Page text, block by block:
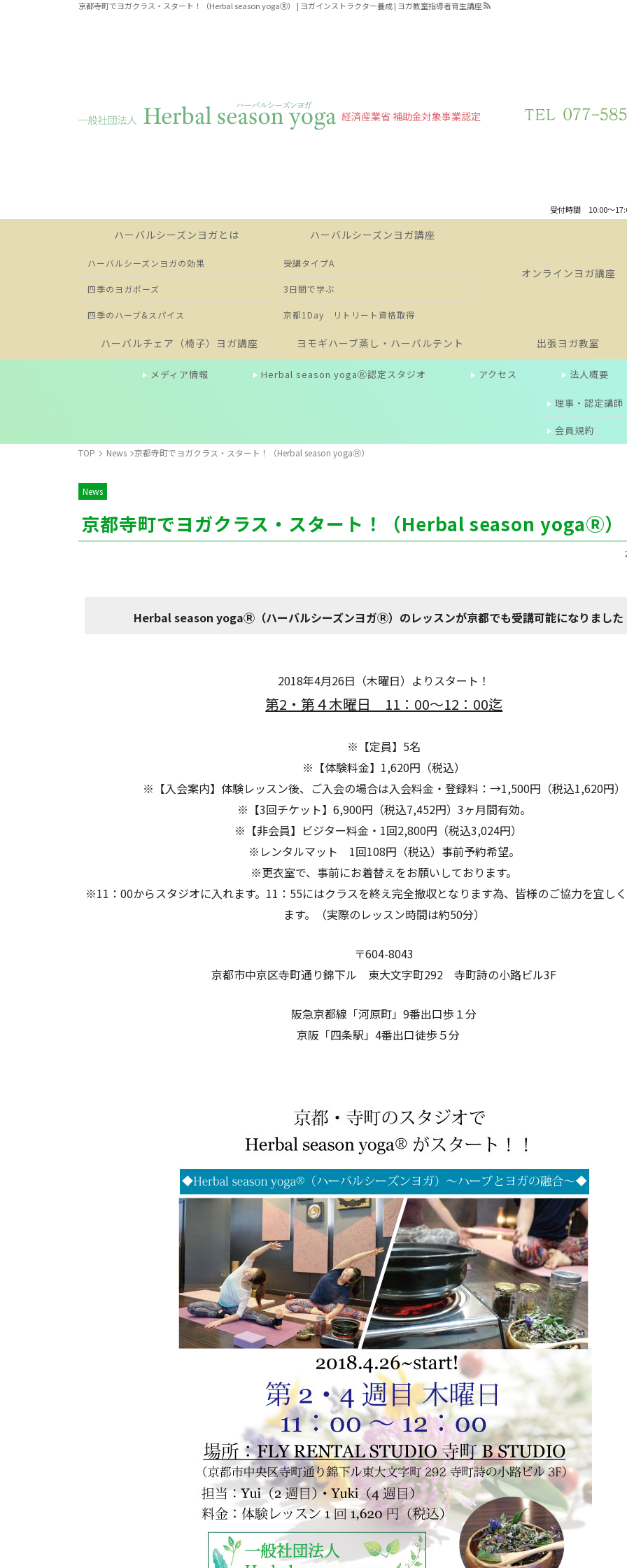
京都寺町でヨガクラス・スタート！（Herbal season yogaⓇ） | ヨガインストラクター養成 | ヨガ教室指導者育生講座
経済産業省 補助金対象事業認定
受付時間 10:00～
ハーバルシーズンヨガとは
ハーバルシーズンヨガの効果
四季のヨガポーズ
四季のハーブ&スパイス
ハーバルシーズンヨガ講座
受講タイプA
3日間で学ぶ
京都1Day リトリート資格取得
オンラインヨガ講座
ハーバルチェア（椅子）ヨガ講座 ヨモギハーブ蒸し・ハーバルテント 出張ヨガ教室
メディア情報 Herbal season yogaⓇ認定スタジオ アクセス 法人概要
理事・認定講師
会員規約
TOP News 京都寺町でヨガクラス・スタート！（Herbal season yogaⓇ）
News
京都寺町でヨガクラス・スタート！（Herbal season yogaⓇ）
Herbal season yogaⓇ（ハーバルシーズンヨガⓇ）のレッスンが京都でも受講可能になりました
2018年4月26日（木曜日）よりスタート！
第2・第４木曜日 11：00～12：00迄
※【定員】5名
※【体験料金】1,620円（税込）
※【入会案内】体験レッスン後、ご入会の場合は入会料金・登録料：→1,500円（税込1,620円）
※【3回チケット】6,900円（税込7,452円）3ヶ月間有効。
※【非会員】ビジター料金・1回2,800円（税込3,024円）
※レンタルマット 1回108円（税込）事前予約希望。
※更衣室で、事前にお着替えをお願いしております。
※11：00からスタジオに入れます。 11：55にはクラスを終え完全撤収となります為、皆様のご協力を宜し
ます。（実際のレッスン時間は約50分）
〒604-8043
京都市中京区寺町通り錦下ル 東大文字町292 寺町詩の小路ビル3F
阪急京都線「河原町」9番出口歩１分
京阪「四条駅」4番出口徒歩５分